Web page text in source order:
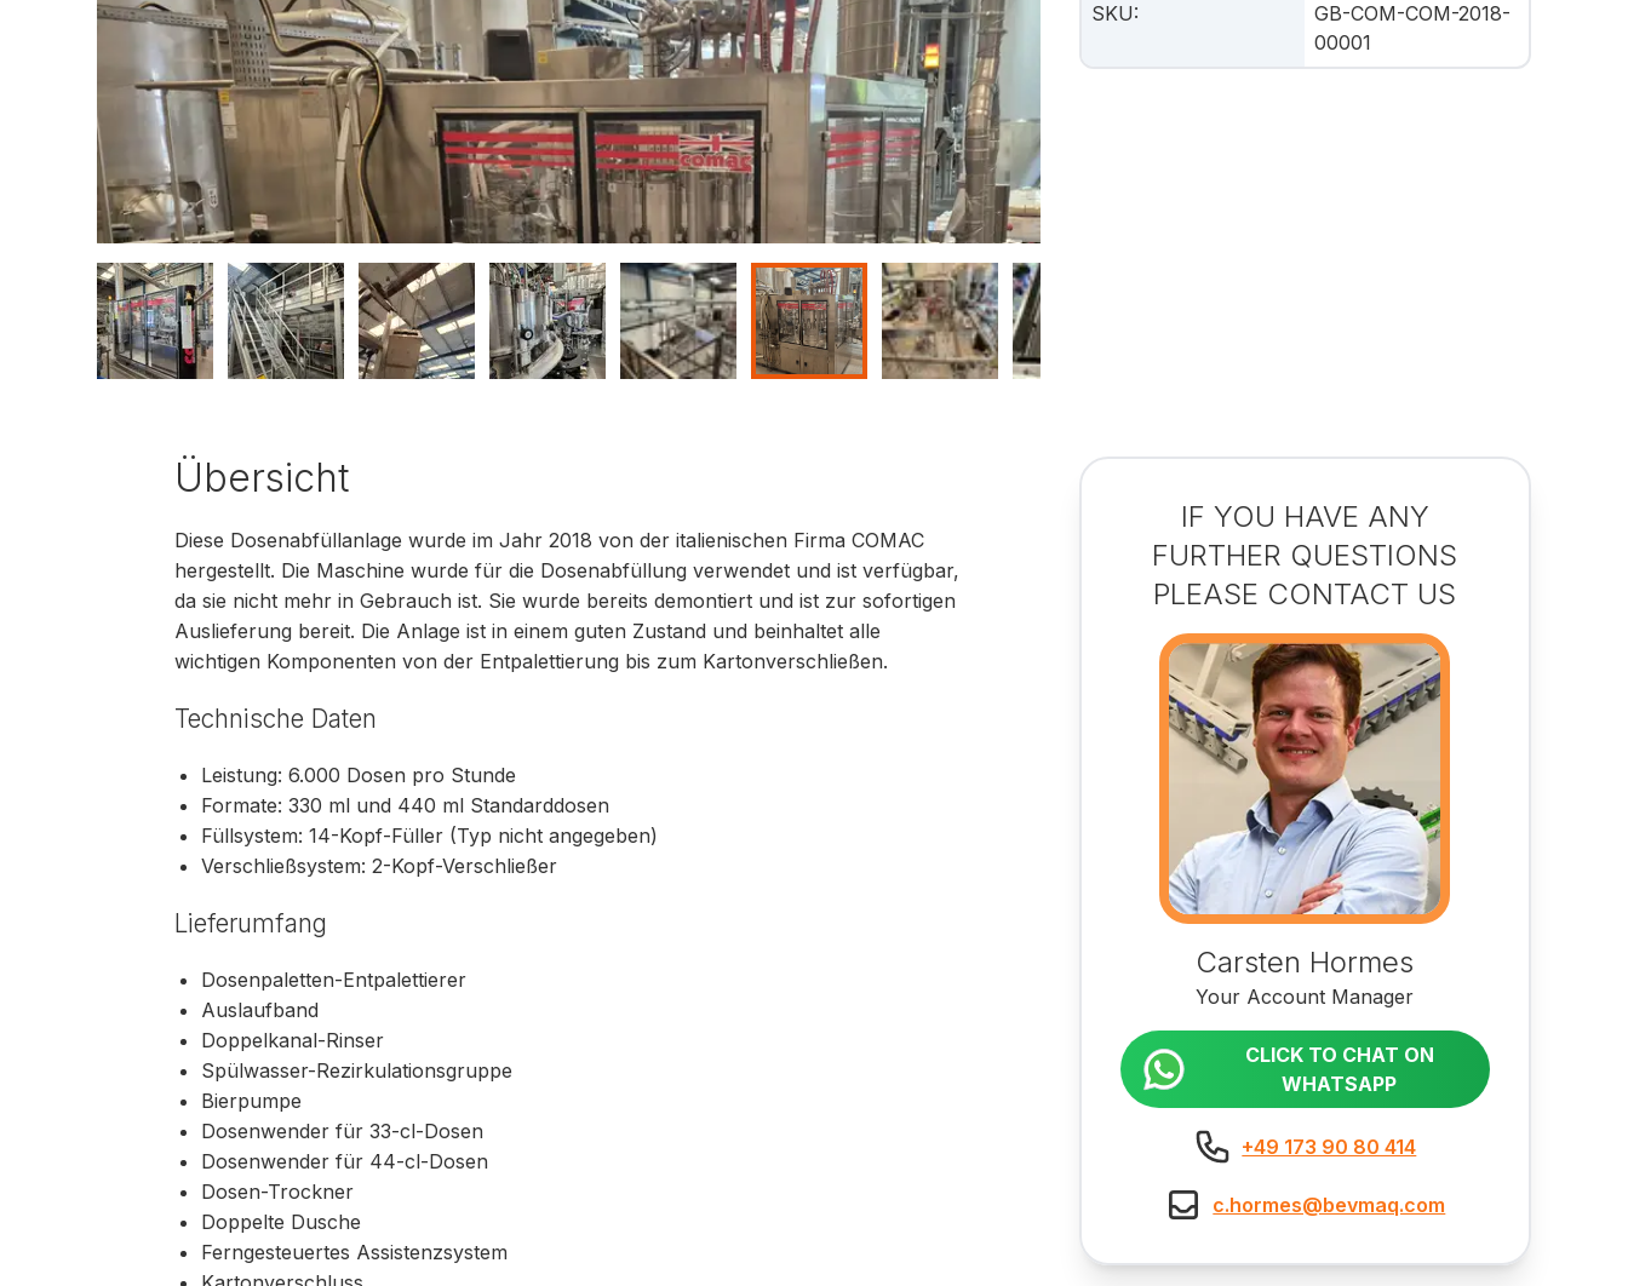
SKU:
GB-COM-COM-2018-
00001
Übersicht
Diese Dosenabfüllanlage wurde im Jahr 2018 von der italienischen Firma COMAC
hergestellt. Die Maschine wurde für die Dosenabfüllung verwendet und ist verfügbar,
da sie nicht mehr in Gebrauch ist. Sie wurde bereits demontiert und ist zur sofortigen
Auslieferung bereit. Die Anlage ist in einem guten Zustand und beinhaltet alle
wichtigen Komponenten von der Entpalettierung bis zum Kartonverschließen.
Technische Daten
Leistung: 6.000 Dosen pro Stunde
Formate: 330 ml und 440 ml Standarddosen
Füllsystem: 14-Kopf-Füller (Typ nicht angegeben)
Verschließsystem: 2-Kopf-Verschließer
Lieferumfang
Dosenpaletten-Entpalettierer
Auslaufband
Doppelkanal-Rinser
Spülwasser-Rezirkulationsgruppe
Bierpumpe
Dosenwender für 33-cl-Dosen
Dosenwender für 44-cl-Dosen
Dosen-Trockner
Doppelte Dusche
Ferngesteuertes Assistenzsystem
IF YOU HAVE ANY
FURTHER QUESTIONS
PLEASE CONTACT US
Carsten Hormes
Your Account Manager
CLICK TO CHAT ON
WHATSAPP
+49 173 90 80 414
c.hormes@bevmaq.com